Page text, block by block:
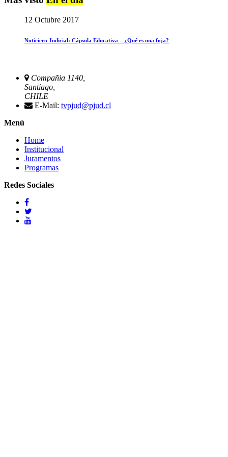
12 Octubre 2017
Noticiero Judicial: Cápsula Educativa – ¿Qué es una foja?
Compañia 1140,
Santiago,
CHILE
E-Mail: tvpjud@pjud.cl
Menú
Home
Institucional
Juramentos
Programas
Redes Sociales